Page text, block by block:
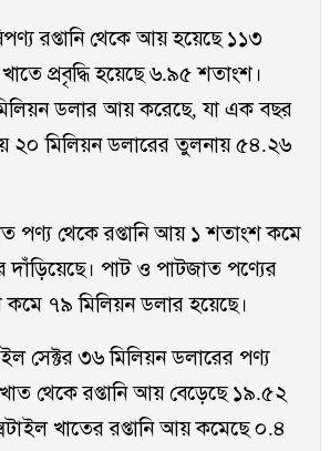
রপ্তানি থেকে আয় হয়েছে ১১৩
প্রবৃদ্ধি হয়েছে ৬.৯৫ শতাংশ।
ডলার আয় করেছে, যা এক বছর
মিলিয়ন ডলারের তুলনায় ৫৪.২৬
পণ্য থেকে রপ্তানি আয় ১ শতাংশ কমে
দাঁড়িয়েছে। পাট ও পাটজাত পণ্যের
৭৯ মিলিয়ন ডলার হয়েছে।
সেক্টর ৩৬ মিলিয়ন ডলারের পণ্য
থেকে রপ্তানি আয় বেড়েছে ১৯.৫২
খাতের রপ্তানি আয় কমেছে ০.৪